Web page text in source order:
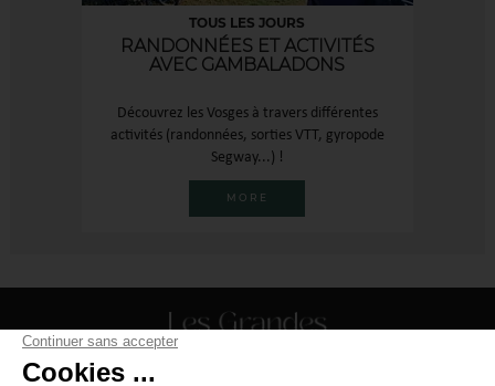
TOUS LES JOURS
RANDONNÉES ET ACTIVITÉS
AVEC GAMBALADONS
Découvrez les Vosges à travers différentes
activités (randonnées, sorties VTT, gyropode
Segway...) !
MORE